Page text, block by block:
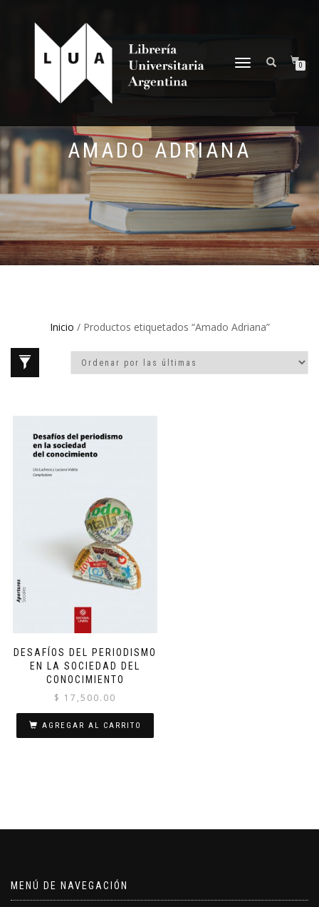
NAVEGACIÓN
0
AMADO ADRIANA
Inicio / Productos etiquetados “Amado Adriana”
DESAFÍOS DEL PERIODISMO
EN LA SOCIEDAD DEL
CONOCIMIENTO
$ 17,500.00
AGREGAR AL CARRITO
MENÚ DE NAVEGACIÓN